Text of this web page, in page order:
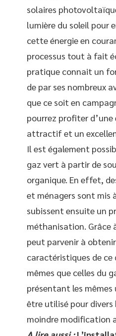
solaires
lumière du soleil pour
cette énergie en
processus tout à fait
pratique connait un
de par ses nombreux
que ce soit en
pourrez profiter d’une
attractif et un
Il est également
gaz vert à partir de
organique. En effet,
et ménagers sont mis
subissent ensuite un
méthanisation. Grâce
peut parvenir à
caractéristiques de ce
mêmes que celles du
présentant les
être utilisé pour divers
moindre modification